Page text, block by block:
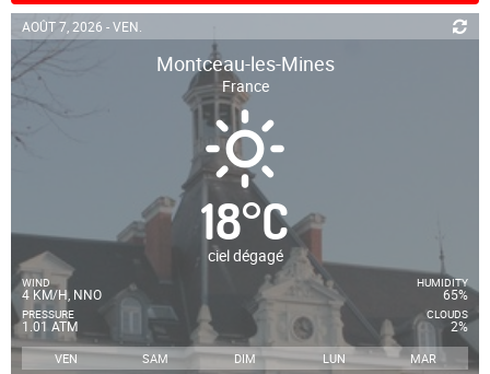
AOÛT 7, 2026 - VEN.
Montceau-les-Mines
France
18°C
ciel dégagé
WIND
4 KM/H, NNO
PRESSURE
1.01 ATM
HUMIDITY
65%
CLOUDS
2%
VEN SAM DIM LUN MAR